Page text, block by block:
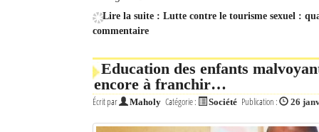
Lire la suite : Lutte contre le tourisme sexuel :
commentaire
Education des enfants
encore à franchir…
Écrit par Maholy Catégorie : Société Publication : 26